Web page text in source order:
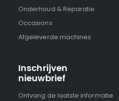
Onderhoud & Reparatie
Occasions
Afgeleverde machines
Inschrijven
nieuwbrief
Ontvang de laatste informatie